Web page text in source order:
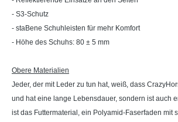
- S3-Schutz
- staBene Schuhleisten für mehr Komfort
- Höhe des Schuhs: 80 ± 5 mm
Obere Materialien
Jeder, der mit Leder zu tun hat, weiß, dass
und hat eine lange Lebensdauer, sondern ist auch
ist das Futtermaterial, ein Polyamid-Faserfaden